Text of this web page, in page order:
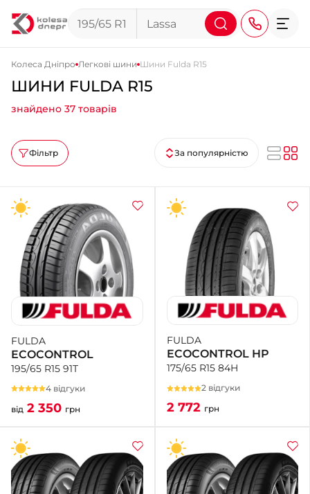
+38 (095) 276-44-44
+38 (067) 911-14-14
- на Щепкіна
+38 (098) 911-911-0
- на Тополі
+38 (098) 911-911-4
- на Калиновій
+38 (077) 7-184-184
- Донецьке шосе
+38 (050)-911-911-2
- Щепкіна
+38 (099)-643-33-77
- Тополь
+38 (068)-923-74-19
- Калинова
Колеса Дніпро Легкові шини Шини Fulda R15
ШИНИ FULDA R15
знайдено 37 товарів
Фільтр За популярністю
FULDA
ECOCONTROL
195/65 R15 91T
4 відгуки
від 2 350 грн
FULDA
ECOCONTROL HP
175/65 R15 84H
2 відгуки
2 772 грн